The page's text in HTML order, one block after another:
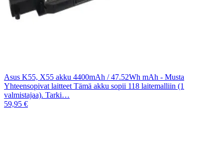
Asus K55, X55 akku 4400mAh / 47.52Wh mAh - Musta
Yhteensopivat laitteet Tämä akku sopii 118 laitemalliin (1
valmistajaa). Tarki…
59,95 €